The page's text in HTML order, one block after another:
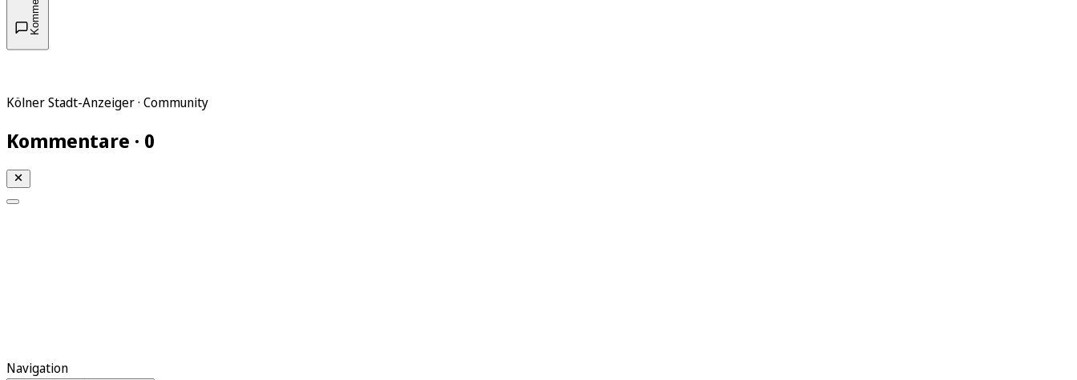
Kölner Stadt-Anzeiger · Community
Kommentare · 0
Navigation